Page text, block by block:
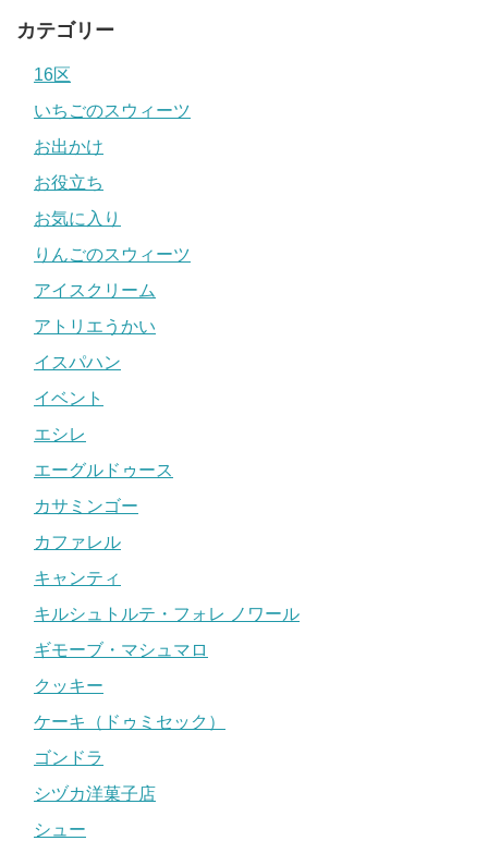
カテゴリー
16区
いちごのスウィーツ
お出かけ
お役立ち
お気に入り
りんごのスウィーツ
アイスクリーム
アトリエうかい
イスパハン
イベント
エシレ
エーグルドゥース
カサミンゴー
カファレル
キャンティ
キルシュトルテ・フォレ ノワール
ギモーブ・マシュマロ
クッキー
ケーキ（ドゥミセック）
ゴンドラ
シヅカ洋菓子店
シュー